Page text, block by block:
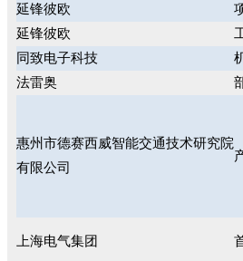
延锋彼欧
延锋彼欧
同致电子科技
法雷奥
惠州市德赛西威智能交通技术研究院
有限公司
上海电气集团